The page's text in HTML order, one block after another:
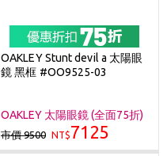
OAKLEY Stunt devil a 太陽眼
鏡 黑框 #OO9525-03
OAKLEY 太陽眼鏡 (全面75折)
市價 9500 NT$7125